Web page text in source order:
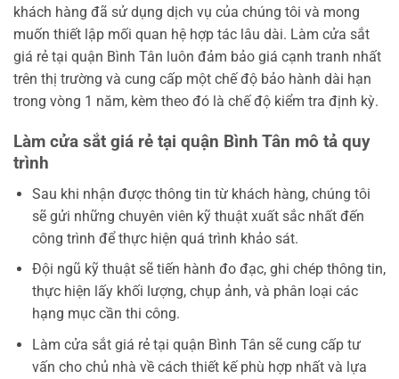
khách hàng đã sử dụng dịch vụ của chúng tôi và mong
muốn thiết lập mối quan hệ hợp tác lâu dài. Làm cửa sắt
giá rẻ tại quận Bình Tân luôn đảm bảo giá cạnh tranh nhất
trên thị trường và cung cấp một chế độ bảo hành dài hạn
trong vòng 1 năm, kèm theo đó là chế độ kiểm tra định kỳ.
Làm cửa sắt giá rẻ tại quận Bình Tân mô tả quy
trình
Sau khi nhận được thông tin từ khách hàng, chúng tôi
sẽ gửi những chuyên viên kỹ thuật xuất sắc nhất đến
công trình để thực hiện quá trình khảo sát.
Đội ngũ kỹ thuật sẽ tiến hành đo đạc, ghi chép thông tin,
thực hiện lấy khối lượng, chụp ảnh, và phân loại các
hạng mục cần thi công.
Làm cửa sắt giá rẻ tại quận Bình Tân sẽ cung cấp tư
vấn cho chủ nhà về cách thiết kế phù hợp nhất và lựa